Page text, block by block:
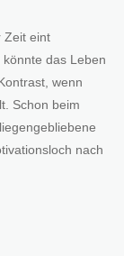
Zeit eint
das Leben
wenn
Schon beim
nach